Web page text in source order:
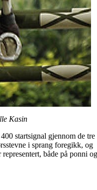
Kasin
startsignal gjennom de tre
i sprang foregikk, og
både på ponni og